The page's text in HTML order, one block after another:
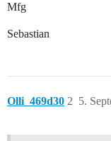
Mfg
Sebastian
Olli_469d30 5.
2